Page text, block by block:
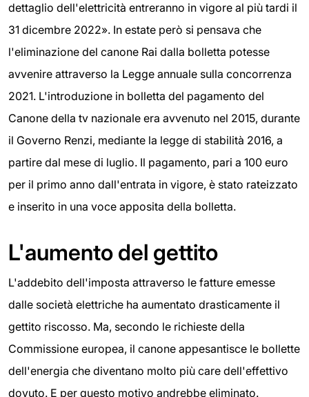
dettaglio dell'elettricità entreranno in vigore al più tardi il
31 dicembre 2022». In estate però si pensava che
l'eliminazione del canone Rai dalla bolletta potesse
avvenire attraverso la Legge annuale sulla concorrenza
2021. L'introduzione in bolletta del pagamento del
Canone della tv nazionale era avvenuto nel 2015, durante
il Governo Renzi, mediante la legge di stabilità 2016, a
partire dal mese di luglio. Il pagamento, pari a 100 euro
per il primo anno dall'entrata in vigore, è stato rateizzato
e inserito in una voce apposita della bolletta.
L'aumento del gettito
L'addebito dell'imposta attraverso le fatture emesse
dalle società elettriche ha aumentato drasticamente il
gettito riscosso. Ma, secondo le richieste della
Commissione europea, il canone appesantisce le bollette
dell'energia che diventano molto più care dell'effettivo
dovuto. E per questo motivo andrebbe eliminato.